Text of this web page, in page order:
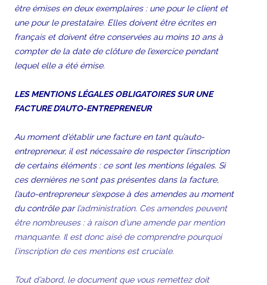
être émises en deux exemplaires : une pour le client et
une pour le prestataire. Elles doivent être écrites en
français et doivent être conservées au moins 10 ans à
compter de la date de clôture de l’exercice pendant
lequel elle a été émise.
LES MENTIONS LÉGALES OBLIGATOIRES SUR UNE
FACTURE D’AUTO-ENTREPRENEUR
Au moment d’établir une facture en tant qu’auto-
entrepreneur, il est nécessaire de respecter l’inscription
de certains éléments : ce sont les mentions légales. Si
ces dernières nesont pas présentes dans la facture,
l’auto-entrepreneur s’expose à des amendes au moment
du contrôle par l’administration. Ces amendes peuvent
être nombreuses : à raison d’une amende par mention
manquante. Il est donc aisé de comprendre pourquoi
l’inscription de ces mentions est cruciale.
Tout d’abord, le document que vous remettez doit